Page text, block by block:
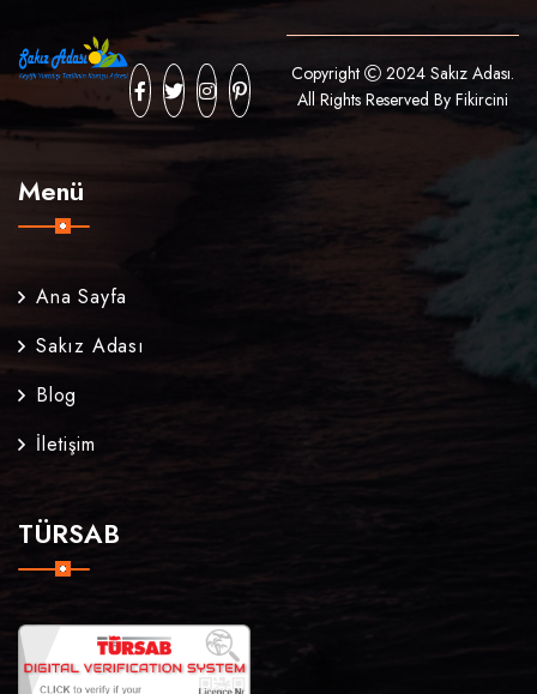
Menü
Ana Sayfa
Sakız Adası
Blog
İletişim
TÜRSAB
Copyright
2024 Sakız Adası.
All Rights Reserved By Fikircini